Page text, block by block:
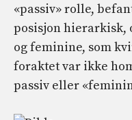
«passiv» rolle,
posisjon hierarkisk,
og feminine, som
foraktet var ikke
passiv eller